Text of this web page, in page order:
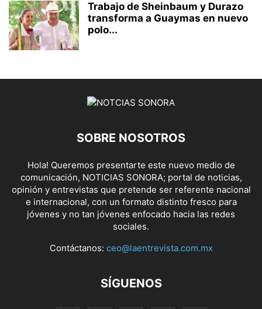
Trabajo de Sheinbaum y Durazo
transforma a Guaymas en nuevo
polo...
SOBRE NOSOTROS
Hola! Queremos presentarte este nuevo medio de
comunicación, NOTICIAS SONORA; portal de noticias,
opinión y entrevistas que pretende ser referente nacional
e internacional, con un formato distinto fresco para
jóvenes y no tan jóvenes enfocado hacia las redes
sociales.
Contáctanos: ceo@laentrevista.com.mx
SÍGUENOS